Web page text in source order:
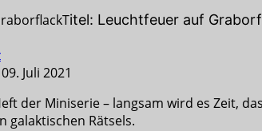
Titel: Leuchtfeuer auf
Juli 2021
der Miniserie – langsam wird es Zeit,
galaktischen Rätsels.